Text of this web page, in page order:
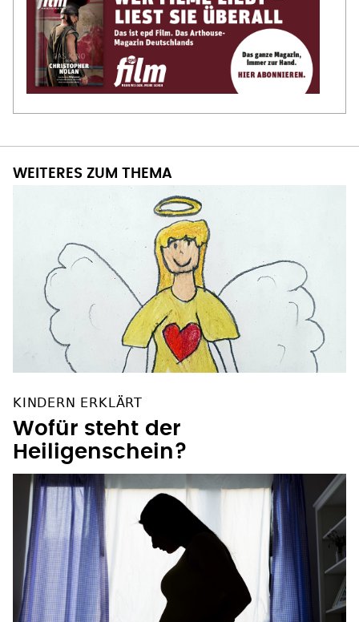
WEITERES ZUM THEMA
KINDERN ERKLÄRT
Wofür steht der
Heiligenschein?